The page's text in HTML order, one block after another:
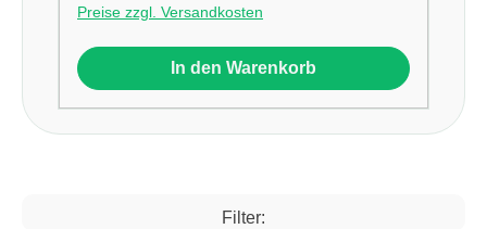
Preise zzgl. Versandkosten
In den Warenkorb
Filter: